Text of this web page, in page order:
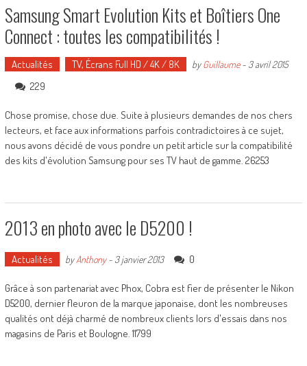
Samsung Smart Evolution Kits et Boîtiers One
Connect : toutes les compatibilités !
Actualités TV, Écrans Full HD / 4K / 8K byGuillaume- 3 avril 2015
229
Chose promise, chose due. Suite à plusieurs demandes de nos chers
lecteurs, et face aux informations parfois contradictoires à ce sujet,
nous avons décidé de vous pondre un petit article sur la compatibilité
des kits d'évolution Samsung pour ses TV haut de gamme. 26253
2013 en photo avec le D5200 !
Actualités byAnthony- 3 janvier 2013 0
Grâce à son partenariat avec Phox, Cobra est fier de présenter le Nikon
D5200, dernier fleuron de la marque japonaise, dont les nombreuses
qualités ont déjà charmé de nombreux clients lors d'essais dans nos
magasins de Paris et Boulogne. 11799